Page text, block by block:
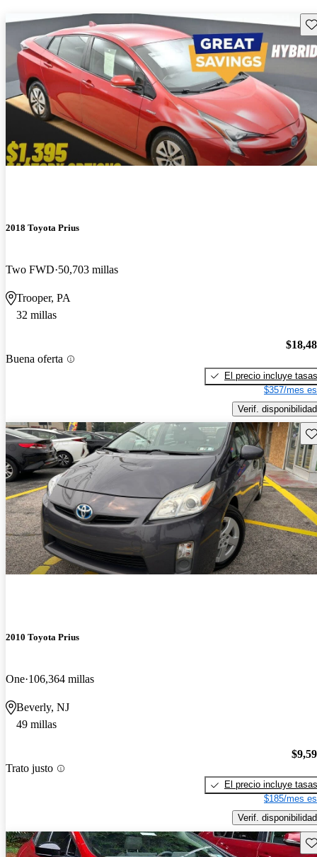
2018 Toyota Prius
Two FWD 50,703 millas
Trooper, PA
32 millas
Buena oferta
El precio incluye tasas
$357/mes
Verif. disponibilidad
2010 Toyota Prius
One 106,364 millas
Beverly, NJ
49 millas
Trato justo
El precio incluye tasas
$185/mes
Verif. disponibilidad